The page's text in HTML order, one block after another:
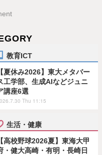
教育ICT
【夏休み2026】東大メタバー
工学部、生成AIなどジュニ
講座6選
Thu 11:15
生活・健康
【高校野球2026夏】東海大甲
・健大高崎・有明・長崎日